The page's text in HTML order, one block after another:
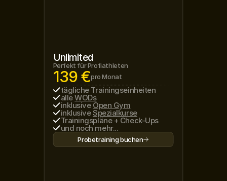
Unlimited
Perfekt für Profiathleten
139 €pro Monat
tägliche Trainingseinheiten
alle WODs
inklusive Open Gym
inklusive Spezialkurse
Trainingspläne + Check-Ups
und noch mehr...
Probetraining buchen